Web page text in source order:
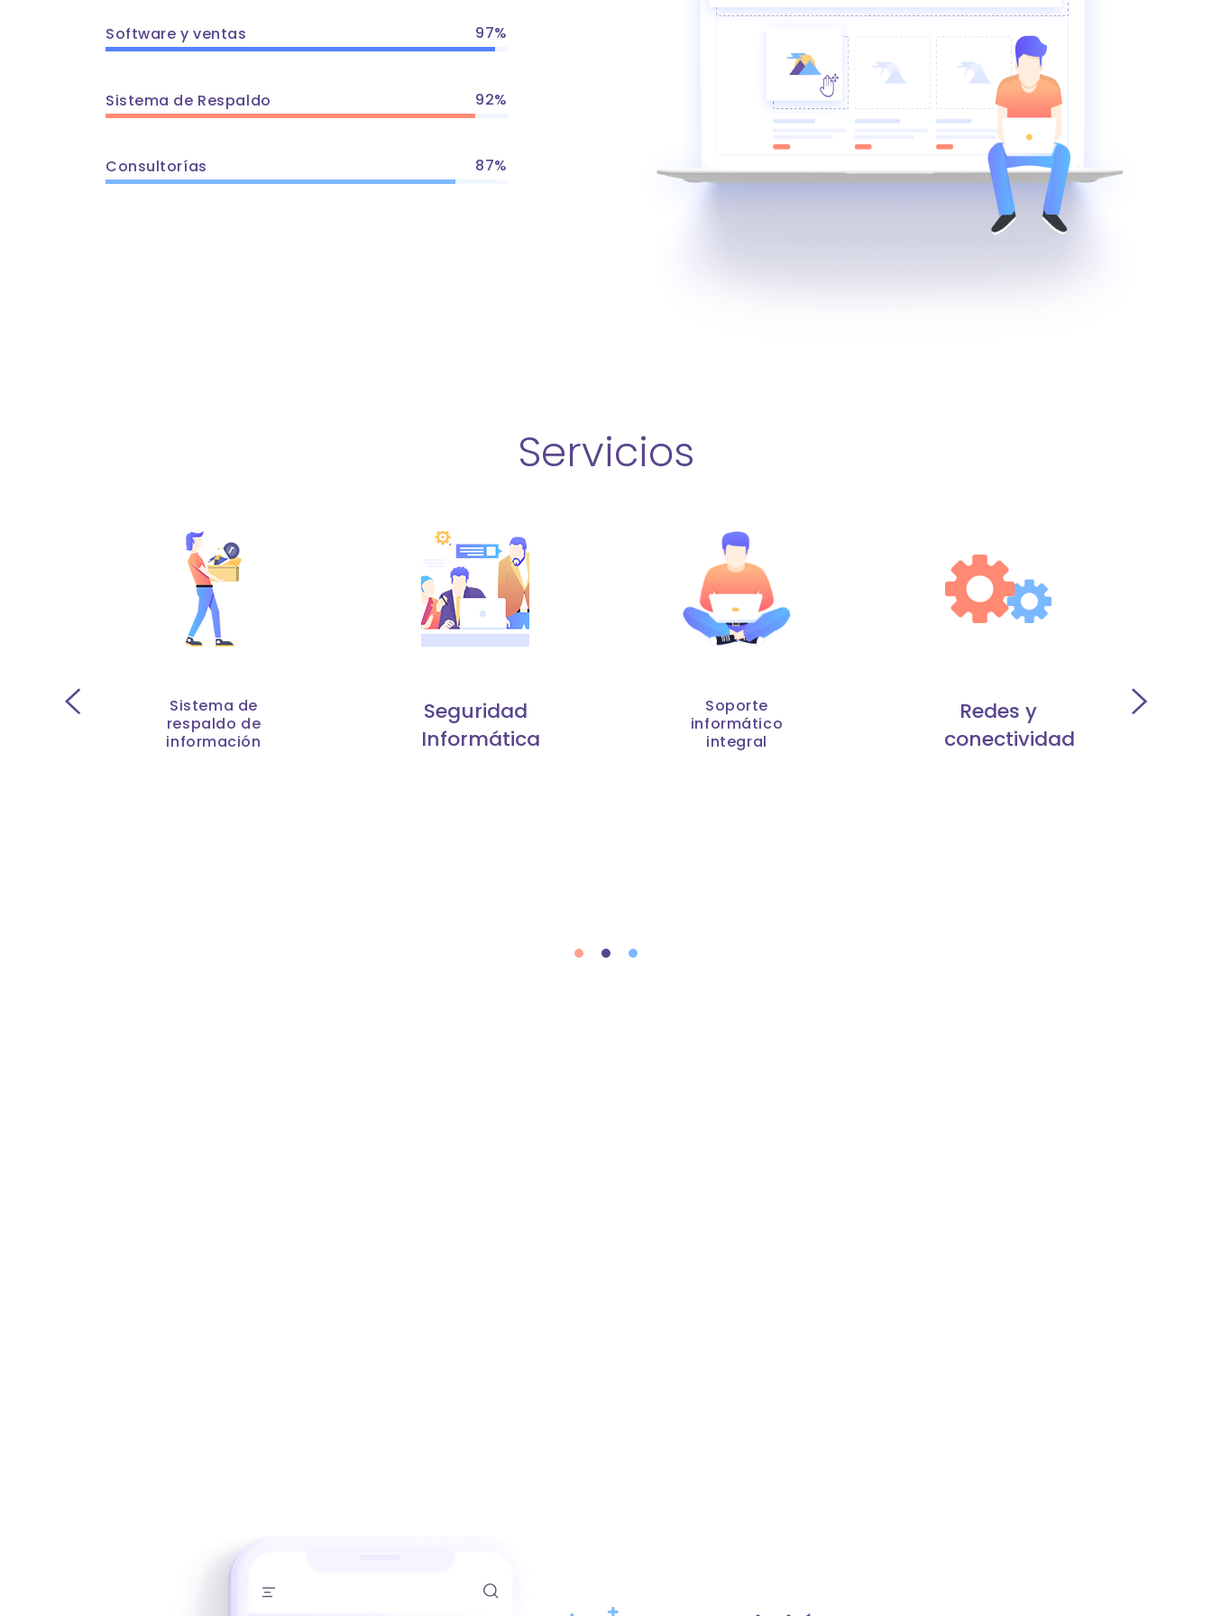
Software y ventas 97
Sistema de Respaldo 92
Consultorías 87
Servicios
Sistema de
respaldo de
información
Seguridad
Informática
Soporte
informático
integral
Redes y
conectividad